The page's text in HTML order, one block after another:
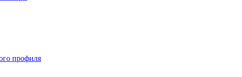
профиля